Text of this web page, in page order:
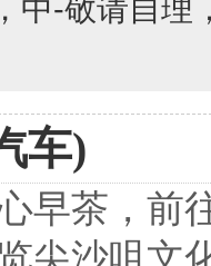
中-敬请自理
车)
早茶，前
尖沙咀文